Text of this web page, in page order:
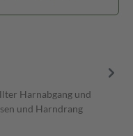
Harnabgang und
und Harndrang